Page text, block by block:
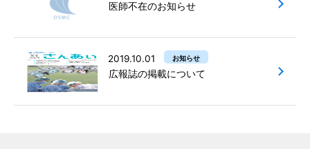
医師不在のお知らせ
2019.10.01 お知らせ
広報誌の掲載について